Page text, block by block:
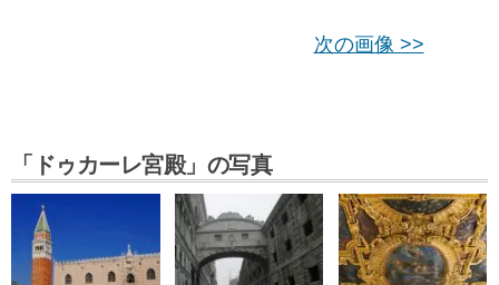
次の画像 >>
「ドゥカーレ宮殿」の写真